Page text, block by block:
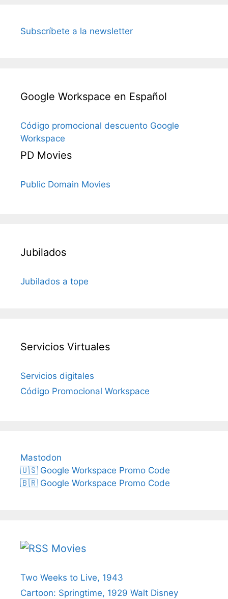
Subscríbete a la newsletter
Google Workspace en Español
Código promocional descuento Google
Workspace
PD Movies
Public Domain Movies
Jubilados
Jubilados a tope
Servicios Virtuales
Servicios digitales
Código Promocional Workspace
Mastodon
🇺🇸 Google Workspace Promo Code
🇧🇷 Google Workspace Promo Code
Movies
Two Weeks to Live, 1943
Cartoon: Springtime, 1929 Walt Disney